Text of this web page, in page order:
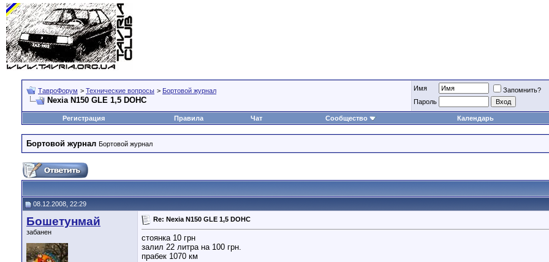
ТавроФорум > Технические вопросы > Бортовой журнал
Nexia N150 GLE 1,5 DOHC
Имя
Запомнить?
Пароль
Регистрация Правила Чат Сообщество Календарь
Бортовой журнал Бортовой журнал
08.12.2008, 22:29
Бошетунмай
забанен
Re: Nexia N150 GLE 1,5 DOHC
стоянка 10 грн
залил 22 литра на 100 грн.
прабек 1070 км